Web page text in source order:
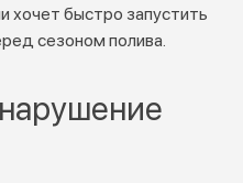
хочет быстро запустить
сезоном полива.